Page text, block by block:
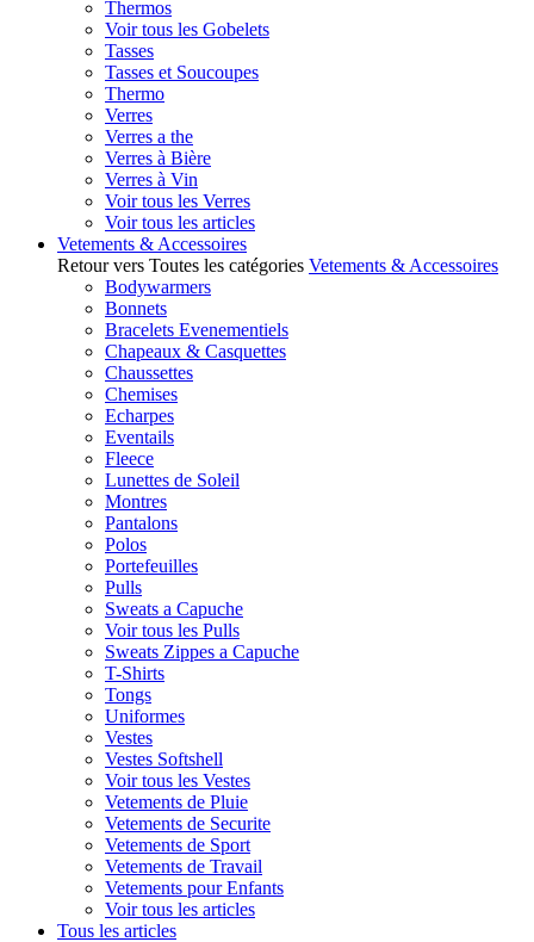
Thermos
Voir tous les Gobelets
Tasses
Tasses et Soucoupes
Thermo
Verres
Verres a the
Verres à Bière
Verres à Vin
Voir tous les Verres
Voir tous les articles
Vetements & Accessoires
Retour vers Toutes les catégories Vetements & Accessoires
Bodywarmers
Bonnets
Bracelets Evenementiels
Chapeaux & Casquettes
Chaussettes
Chemises
Echarpes
Eventails
Fleece
Lunettes de Soleil
Montres
Pantalons
Polos
Portefeuilles
Pulls
Sweats a Capuche
Voir tous les Pulls
Sweats Zippes a Capuche
T-Shirts
Tongs
Uniformes
Vestes
Vestes Softshell
Voir tous les Vestes
Vetements de Pluie
Vetements de Securite
Vetements de Sport
Vetements de Travail
Vetements pour Enfants
Voir tous les articles
Tous les articles